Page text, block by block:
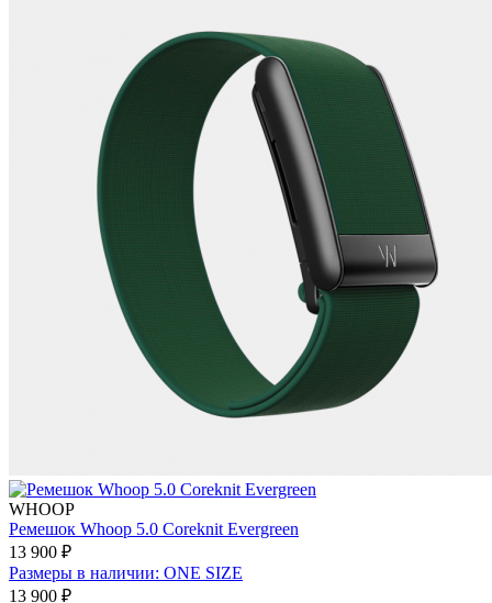
WHOOP
Ремешок Whoop 5.0 Coreknit Evergreen
13 900 ₽
Размеры в наличии: ONE SIZE
13 900 ₽